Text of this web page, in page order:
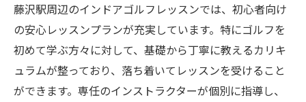
ュレーターで技術を磨くならウテミル藤沢店
ウテミル藤沢店の特徴と魅力
最新シミュレーター導入のメリット
藤沢駅エリアでの人気レッスン
藤沢駅周辺のインドアゴルフレッスンでは、初心者向け
の安心レッスンプランが充実しています。特にゴルフを
初めて学ぶ方々に対して、基礎から丁寧に教えるカリキ
ュラムが整っており、落ち着いてレッスンを受けること
ができます。専任のインストラクターが個別に指導し、